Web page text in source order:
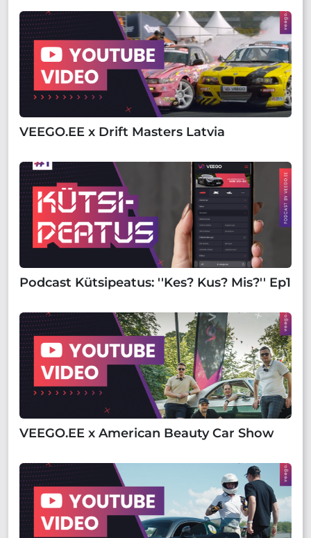
VEEGO.EE x Drift Masters Latvia
Podcast Kütsipeatus: ''Kes? Kus? Mis?'' Ep1
VEEGO.EE x American Beauty Car Show